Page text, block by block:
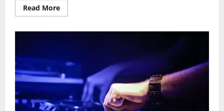
Read MoreRead
more
у
звуковому
дизайні
культових
ігор